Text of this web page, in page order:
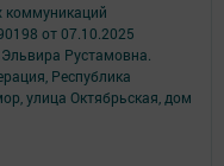
коммуникаций
от 07.10.2025
Рустамовна.
Республика
улица Октябрьская, дом